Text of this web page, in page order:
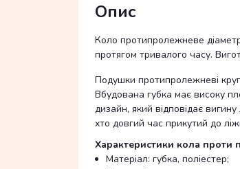
Опис
Коло протипролежневе
протягом тривалого часу.
Подушки протипролежневі
Вбудована губка має високу
дизайн, який відповідає
хто довгий час прикутий до
Характеристики кола проти
Матеріал: губка, поліестер;